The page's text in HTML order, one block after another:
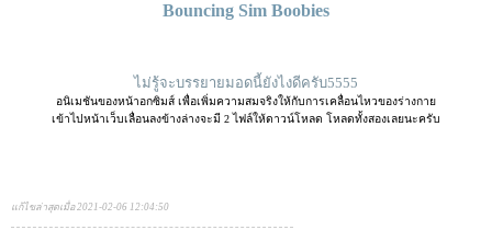
Bouncing Sim Boobies
ไม่รู้จะบรรยายมอดนี้ยังไงดีครับ5555
อนิเมชันของหน้าอกซิมส์ เพื่อเพิ่มความสมจริงให้กับการเคลื่อนไหวของร่างกาย
เข้าไปหน้าเว็บเลื่อนลงข้างล่างจะมี 2 ไฟล์ให้ดาวน์โหลด โหลดทั้งสองเลยนะครับ
แก้ไขล่าสุดเมื่อ 2021-02-06 12:04:50